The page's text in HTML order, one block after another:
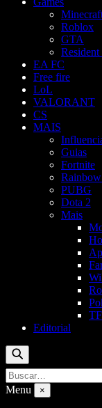
Roblox
GTA
EA FC
Free fire
LoL
VALORANT
CS
MAIS
Guias
Fortnite
PUBG
Dota 2
Mais
Editorial
Buscar
Buscar
por:
Menu ×